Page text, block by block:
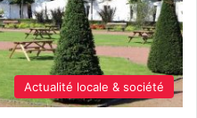
Actualité locale & société